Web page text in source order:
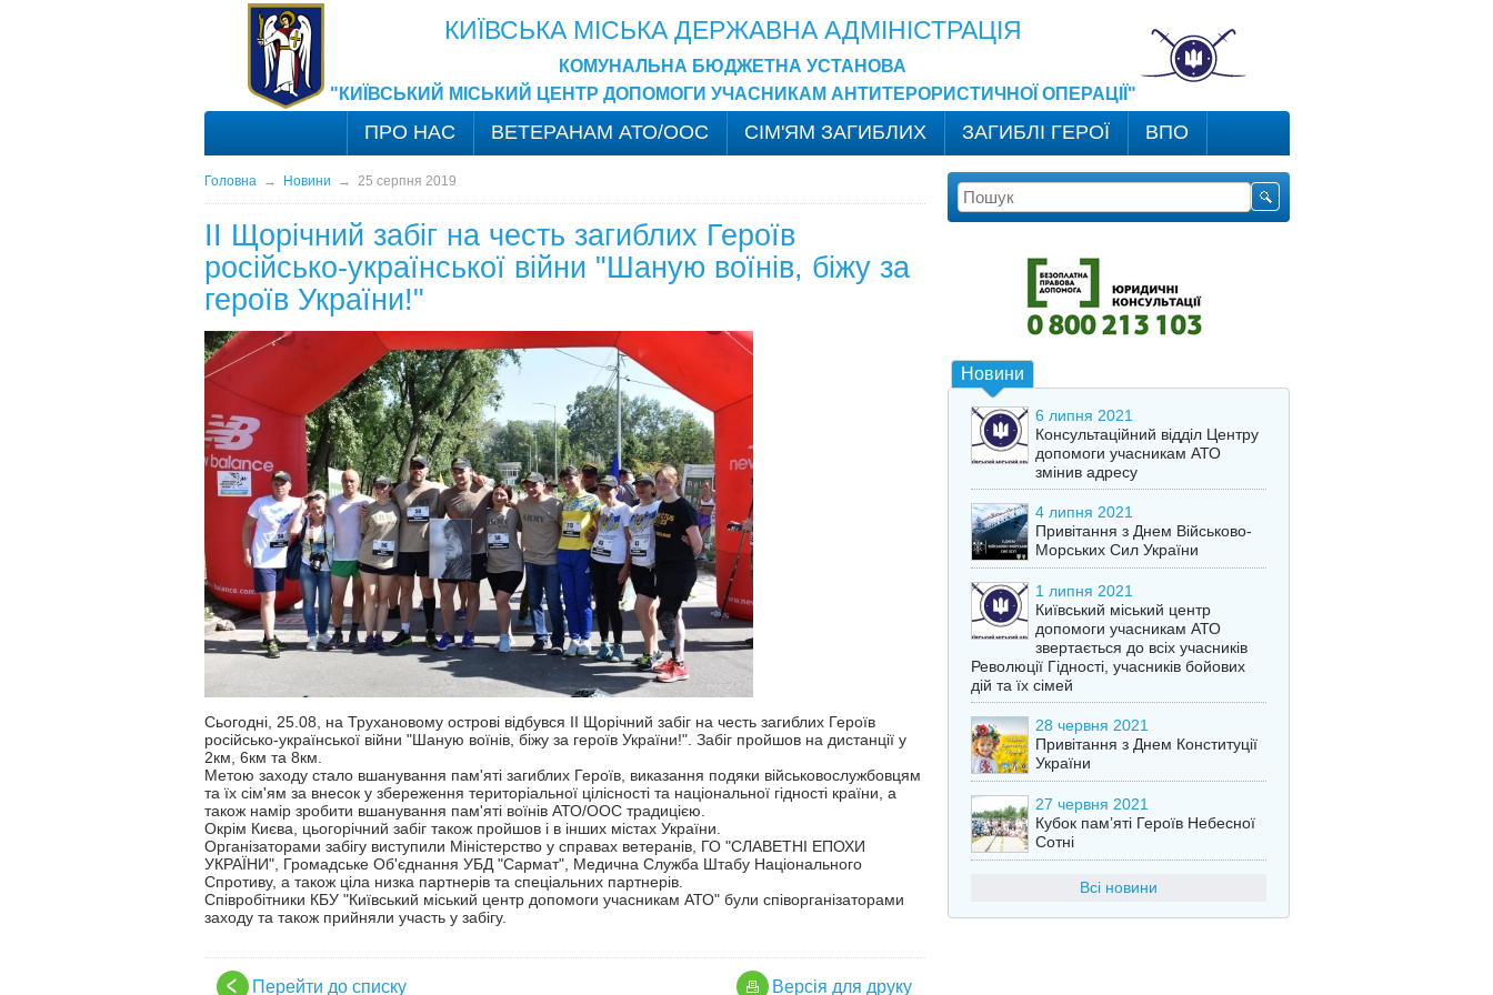
КИЇВСЬКА МІСЬКА ДЕРЖАВНА АДМІНІСТРАЦІЯ
КОМУНАЛЬНА БЮДЖЕТНА УСТАНОВА
"КИЇВСЬКИЙ МІСЬКИЙ ЦЕНТР ДОПОМОГИ УЧАСНИКАМ АНТИТЕРОРИСТИЧНОЇ ОПЕРАЦІЇ"
ПРО НАС ВЕТЕРАНАМ АТО/ООС СІМ'ЯМ ЗАГИБЛИХ ЗАГИБЛІ ГЕРОЇ ВПО
Головна→ Новини → 25 серпня 2019
ІІ Щорічний забіг на честь загиблих Героїв
російсько-української війни "Шаную воїнів, біжу за
героїв України!"
Сьогодні, 25.08, на Трухановому острові відбувся ІІ Щорічний забіг на честь загиблих Героїв
російсько-української війни "Шаную воїнів, біжу за героїв України!". Забіг пройшов на дистанції у
2км, 6км та 8км.
Метою заходу стало вшанування пам'яті загиблих Героїв, виказання подяки військовослужбовцям
та їх сім'ям за внесок у збереження територіальної цілісності та національної гідності країни, а
також намір зробити вшанування пам'яті воїнів АТО/ООС традицією.
Окрім Києва, цьогорічний забіг також пройшов і в інших містах України.
Організаторами забігу виступили Міністерство у справах ветеранів, ГО "СЛАВЕТНІ ЕПОХИ
УКРАЇНИ", Громадське Об'єднання УБД "Сармат", Медична Служба Штабу Національного
Спротиву, а також ціла низка партнерів та спеціальних партнерів.
Співробітники КБУ "Київський міський центр допомоги учасникам АТО" були співорганізаторами
заходу та також прийняли участь у забігу.
Перейти до списку Версiя для друку
Новини
6 липня 2021
Консультаційний відділ Центру
допомоги учасникам АТО
змінив адресу
4 липня 2021
Привітання з Днем Військово-
Морських Сил України
1 липня 2021
Київський міський центр
допомоги учасникам АТО
звертається до всіх учасників
Революції Гідності, учасників бойових
дій та їх сімей
28 червня 2021
Привітання з Днем Конституції
України
27 червня 2021
Кубок пам’яті Героїв Небесної
Сотні
Всі новини